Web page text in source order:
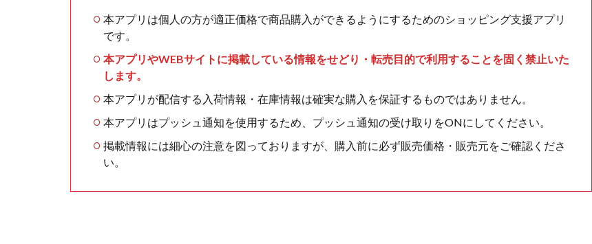
本アプリは個人の方が適正価格で商品購入ができるようにするためのショッピング支援アプリ
です。
本アプリやWEBサイトに掲載している情報をせどり・転売目的で利用することを固く禁止いた
します。
本アプリが配信する入荷情報・在庫情報は確実な購入を保証するものではありません。
本アプリはプッシュ通知を使用するため、プッシュ通知の受け取りをONにしてください。
掲載情報には細心の注意を図っておりますが、購入前に必ず販売価格・販売元をご確認くださ
い。